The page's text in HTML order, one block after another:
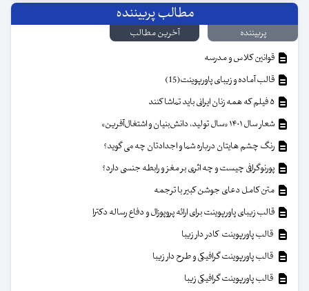
مطالب پربیننده
پربیننده
آخرین مطالب
قوانین کلاس و مدرسه
قالب آماده و زیبای پاورپوینت(15)
شعار سال ۱۴۰۱ «سال تولید، دانش‌بنیان و اشتغال‌آفرین»
رنگ چشم هایتان درباره شما و اجدادتان چه می گوید؟
پورنوگرافی چیست و چه اثری بر مغز و رابطه جنسی دارد؟
متن کامل دعای جوشن کبیر با ترجمه
قالب زیبای پاورپوینت برای ارائه پروپوزال و دفاع رساله دکترا
قالب پاورپوینت کادر دار زیبا
قالب پاورپوینت گرافیکی و طرح دار زیبا
قالب پاورپوینت گرافیکی زیبا